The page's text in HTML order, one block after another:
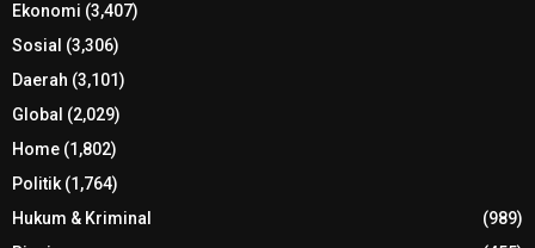
Ekonomi (3,407)
Sosial (3,306)
Daerah (3,101)
Global (2,029)
Home (1,802)
Politik(1,764)
Hukum & Kriminal
(989)